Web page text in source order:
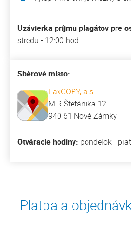
Uzávierka príjmu plagátov pre
stredu - 12:00 hod
Sběrové místo:
FaxCOPY, a.s.
M.R.Štefánika 12
940 61 Nové Zámky
Otváracie hodiny: pondelok -
Platba a